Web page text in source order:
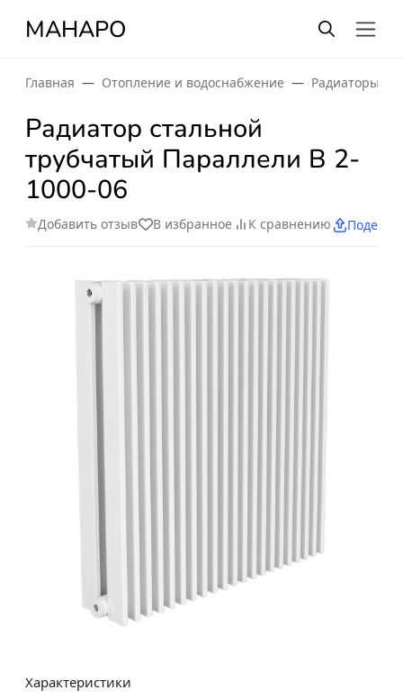
МАНАРО
Главная Отопление и водоснабжение Радиаторы
Радиатор стальной
трубчатый Параллели В 2-
1000-06
Добавить отзыв В избранное К сравнению
Характеристики